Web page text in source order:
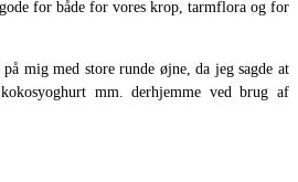
for både for vores krop, tarmflora og for
mig med store runde øjne, da jeg sagde at
mm. derhjemme ved brug af